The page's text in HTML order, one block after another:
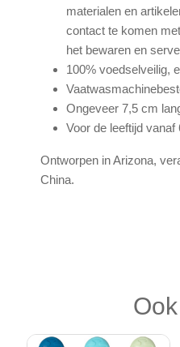
materialen en
contact te komen
het bewaren en
100% voedselveilig,
Ongeveer 7,5 cm
Voor de leeftijd vanaf
Ontworpen in Arizona,
China.